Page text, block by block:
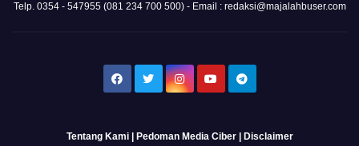
Telp. 0354 - 547955 (081 234 700 500) - Email : redaksi@majalahbuser.com
Tentang Kami| Pedoman Media Ciber| Disclaimer